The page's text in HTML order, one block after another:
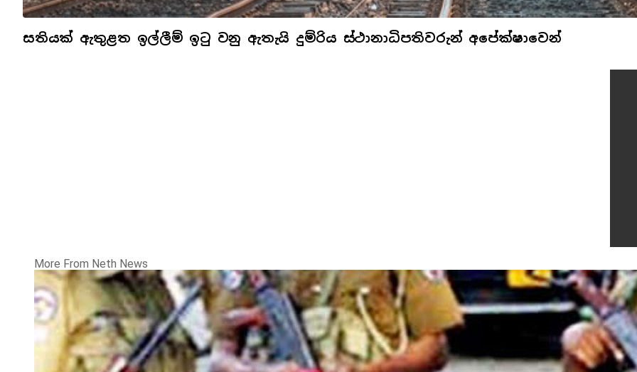
සතියක් ඇතුළත ඉල්ලීම් ඉටු වනු ඇතැයි දුම්රිය ස්ථානාධිපතිවරුන් අපේක්ෂාවෙන්
More From Neth News